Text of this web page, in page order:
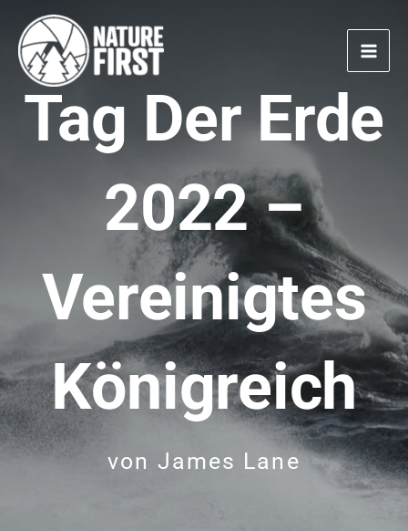
Inhalt
springen
Tag Der Erde
2022 –
Vereinigtes
Königreich
von James Lane